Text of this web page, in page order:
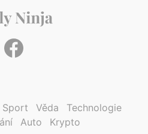
Sport Věda
Technologie
Auto Krypto